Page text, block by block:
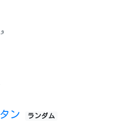
ログイン不要でかんたん٩( ‘ω’ )و
ン ランダム